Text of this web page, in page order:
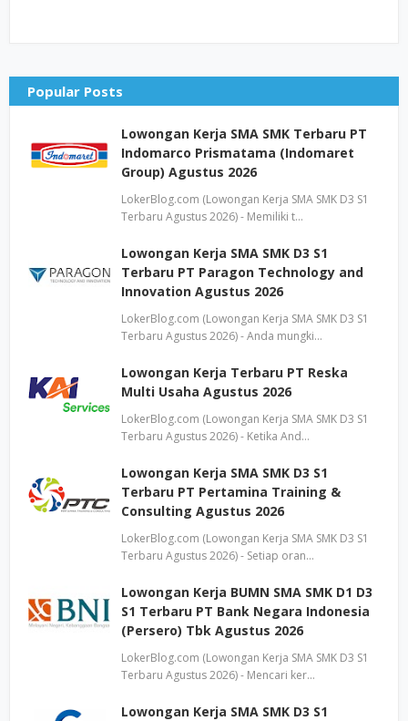
Popular Posts
Lowongan Kerja SMA SMK Terbaru PT
Indomarco Prismatama (Indomaret
Group) Agustus 2026
LokerBlog.com (Lowongan Kerja SMA SMK D3 S1
Terbaru Agustus 2026) - Memiliki t…
Lowongan Kerja SMA SMK D3 S1
Terbaru PT Paragon Technology and
Innovation Agustus 2026
LokerBlog.com (Lowongan Kerja SMA SMK D3 S1
Terbaru Agustus 2026) - Anda mungki…
Lowongan Kerja Terbaru PT Reska
Multi Usaha Agustus 2026
LokerBlog.com (Lowongan Kerja SMA SMK D3 S1
Terbaru Agustus 2026) - Ketika And…
Lowongan Kerja SMA SMK D3 S1
Terbaru PT Pertamina Training &
Consulting Agustus 2026
LokerBlog.com (Lowongan Kerja SMA SMK D3 S1
Terbaru Agustus 2026) - Setiap oran…
Lowongan Kerja BUMN SMA SMK D1 D3
S1 Terbaru PT Bank Negara Indonesia
(Persero) Tbk Agustus 2026
LokerBlog.com (Lowongan Kerja SMA SMK D3 S1
Terbaru Agustus 2026) - Mencari ker…
Lowongan Kerja SMA SMK D3 S1